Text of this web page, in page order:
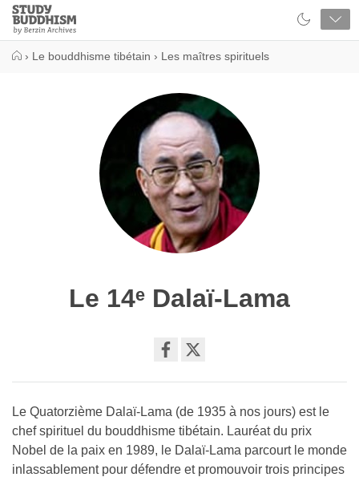
Close
Study
Buddhism
› Le bouddhisme tibétain › Les maîtres spirituels
Le 14ᵉ Dalaï-Lama
facebook
Le Quatorzième Dalaï-Lama (de 1935 à nos jours) est le
chef spirituel du bouddhisme tibétain. Lauréat du prix
Nobel de la paix en 1989, le Dalaï-Lama parcourt le monde
inlassablement pour défendre et promouvoir trois principes